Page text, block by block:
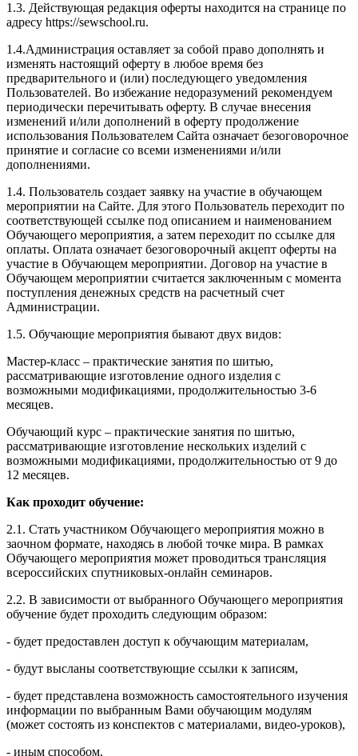
1.3. Действующая редакция оферты находится на странице по
адресу https://sewschool.ru.
1.4.Администрация оставляет за собой право дополнять и
изменять настоящий оферту в любое время без
предварительного и (или) последующего уведомления
Пользователей. Во избежание недоразумений рекомендуем
периодически перечитывать оферту. В случае внесения
изменений и/или дополнений в оферту продолжение
использования Пользователем Сайта означает безоговорочное
принятие и согласие со всеми изменениями и/или
дополнениями.
1.4. Пользователь создает заявку на участие в обучающем
мероприятии на Сайте. Для этого Пользователь переходит по
соответствующей ссылке под описанием и наименованием
Обучающего мероприятия, а затем переходит по ссылке для
оплаты. Оплата означает безоговорочный акцепт оферты на
участие в Обучающем мероприятии. Договор на участие в
Обучающем мероприятии считается заключенным с момента
поступления денежных средств на расчетный счет
Администрации.
1.5. Обучающие мероприятия бывают двух видов:
Мастер-класс – практические занятия по шитью,
рассматривающие изготовление одного изделия с
возможными модификациями, продолжительностью 3-6
месяцев.
Обучающий курс – практические занятия по шитью,
рассматривающие изготовление нескольких изделий с
возможными модификациями, продолжительностью от 9 до
12 месяцев.
Как проходит обучение:
2.1. Стать участником Обучающего мероприятия можно в
заочном формате, находясь в любой точке мира. В рамках
Обучающего мероприятия может проводиться трансляция
всероссийских спутниковых-онлайн семинаров.
2.2. В зависимости от выбранного Обучающего мероприятия
обучение будет проходить следующим образом:
- будет предоставлен доступ к обучающим материалам,
- будут высланы соответствующие ссылки к записям,
- будет представлена возможность самостоятельного изучения
информации по выбранным Вами обучающим модулям
(может состоять из конспектов с материалами, видео-уроков),
- иным способом.